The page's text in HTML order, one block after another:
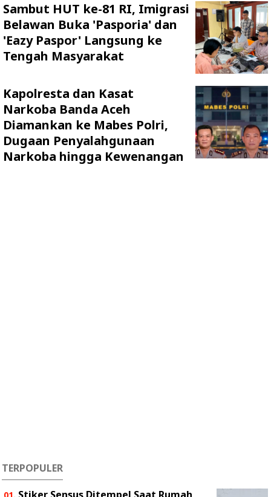
Sambut HUT ke-81 RI, Imigrasi
Belawan Buka 'Pasporia' dan
'Eazy Paspor' Langsung ke
Tengah Masyarakat
Kapolresta dan Kasat
Narkoba Banda Aceh
Diamankan ke Mabes Polri,
Dugaan Penyalahgunaan
Narkoba hingga Kewenangan
TERPOPULER